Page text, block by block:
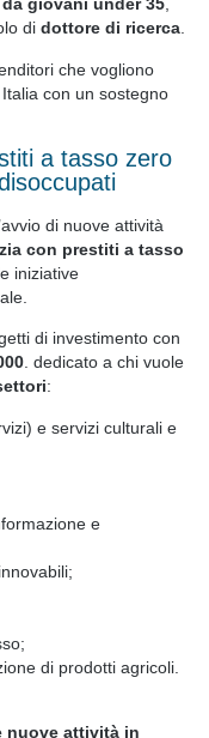
di dottore di ricerca
che vogliono
con un sostegno
a tasso zero
di nuove attività
con prestiti a tasso
iniziative
di investimento con
. dedicato a chi vuole
:
e servizi culturali e
e
di prodotti agricoli.
nuove attività in